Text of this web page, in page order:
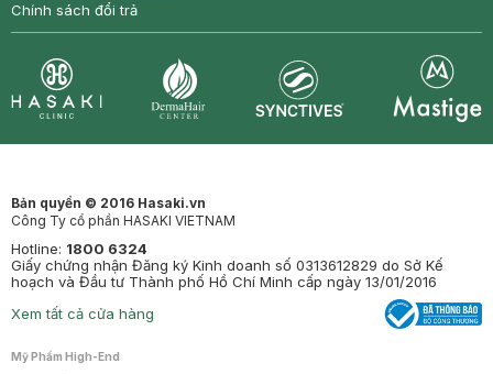
Chính sách đổi trả
Bản quyền © 2016 Hasaki.vn
Công Ty cổ phần HASAKI VIETNAM
Hotline: 1800 6324
Giấy chứng nhận Đăng ký Kinh doanh số 0313612829 do Sở Kế
hoạch và Đầu tư Thành phố Hồ Chí Minh cấp ngày 13/01/2016
Xem tất cả cửa hàng
Mỹ Phẩm High-End